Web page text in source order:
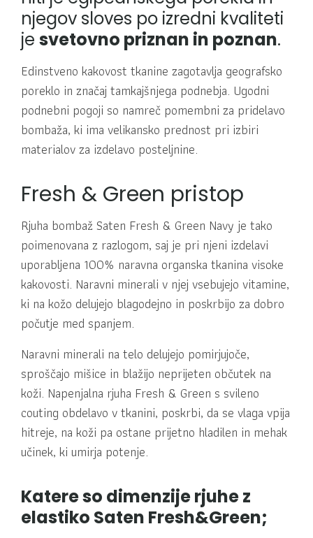
njegov sloves po izredni kvaliteti
je svetovno priznan in poznan.
Edinstveno kakovost tkanine zagotavlja geografsko
poreklo in značaj tamkajšnjega podnebja. Ugodni
podnebni pogoji so namreč pomembni za pridelavo
bombaža, ki ima velikansko prednost pri izbiri
materialov za izdelavo posteljnine.
Fresh & Green pristop
Rjuha bombaž Saten Fresh & Green Navy je tako
poimenovana z razlogom, saj je pri njeni izdelavi
uporabljena 100% naravna organska tkanina visoke
kakovosti. Naravni minerali v njej vsebujejo vitamine,
ki na kožo delujejo blagodejno in poskrbijo za dobro
počutje med spanjem.
Naravni minerali na telo delujejo pomirjujoče,
sproščajo mišice in blažijo neprijeten občutek na
koži. Napenjalna rjuha Fresh & Green s svileno
couting obdelavo v tkanini, poskrbi, da se vlaga vpija
hitreje, na koži pa ostane prijetno hladilen in mehak
učinek, ki umirja potenje.
Katere so dimenzije rjuhe z
elastiko Saten Fresh&Green;